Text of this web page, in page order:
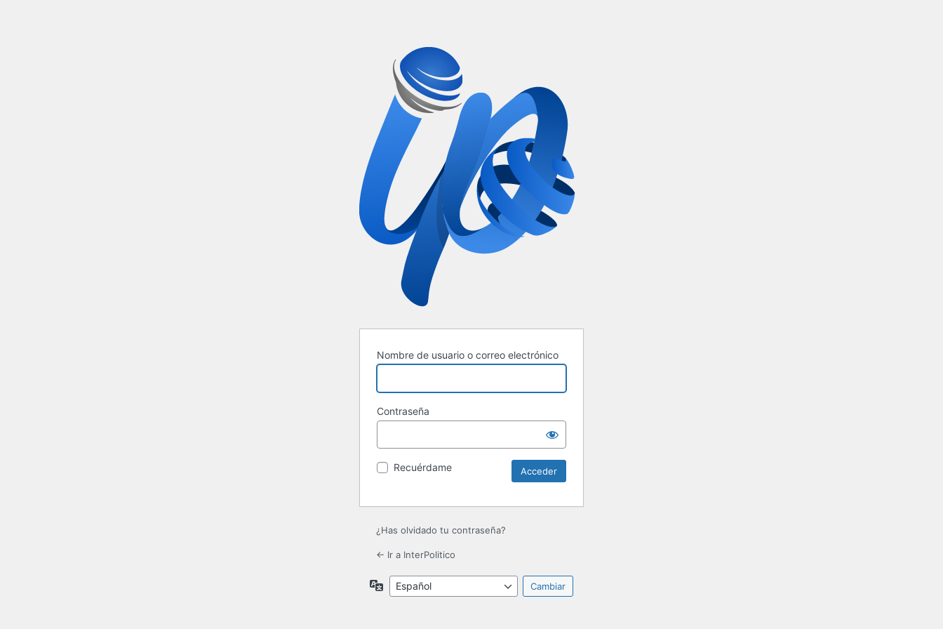
Nombre de usuario o correo electrónico
Contraseña
Recuérdame
¿Has olvidado tu contraseña?
← Ir a InterPolitico
Idioma